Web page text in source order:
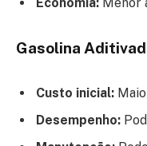
Gasolina
Custo inicial:
Desempenho: